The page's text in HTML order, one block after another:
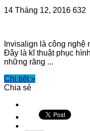
14 Tháng 12, 2016 632
Invisalign là công nghệ
Đây là kĩ thuật phục
những răng ...
Chi tiết »
Chia sẻ